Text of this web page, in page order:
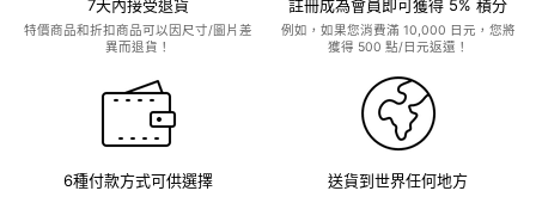
7天內接受退貨
特價商品和折扣商品可以因尺寸/圖片差
異而退貨！
註冊成為會員即可獲得 5% 積分
例如，如果您消費滿 10,000 日元，您將
獲得 500 點/日元返還！
6種付款方式可供選擇 送貨到世界任何地方